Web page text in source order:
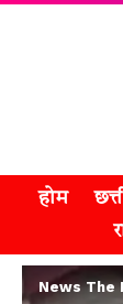
होम
News The